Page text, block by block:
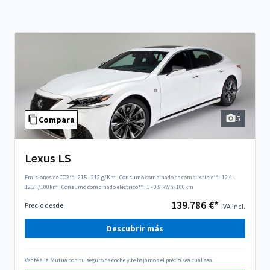
Compara 5
Lexus LS
Emisiones de CO2**: 215 - 212 g/Km ·Consumo combinado de combustible**: 12.4 -
12.2 l/100km ·Consumo combinado eléctrico**: 1 - 0.9 kWh/100km
Precio desde 139.786 €* IVA incl.
Descubrir más
Vente a la Mutua con tu seguro de coche y te bajamos el precio sea cual sea.